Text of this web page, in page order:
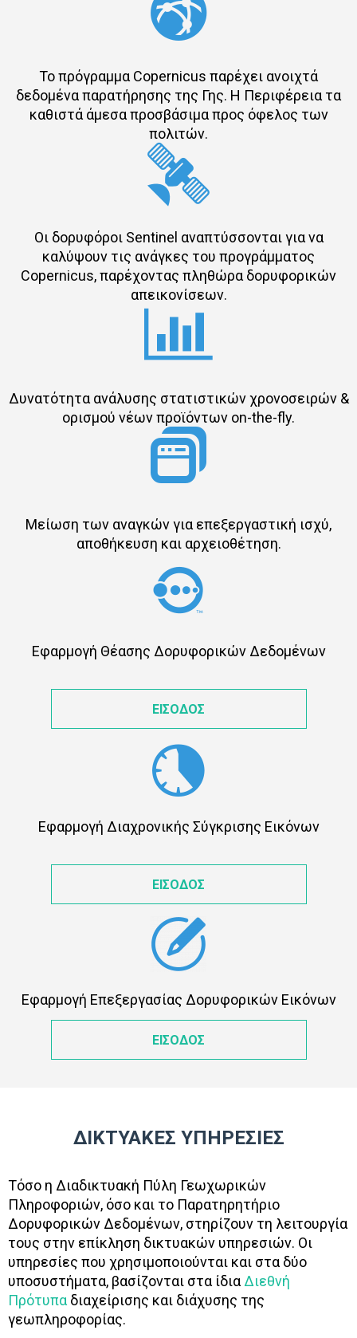
Το πρόγραμμα Copernicus παρέχει ανοιχτά
δεδομένα παρατήρησης της Γης. Η Περιφέρεια τα
καθιστά άμεσα προσβάσιμα προς όφελος των
πολιτών.
Οι δορυφόροι Sentinel αναπτύσσονται για να
καλύψουν τις ανάγκες του προγράμματος
Copernicus, παρέχοντας πληθώρα δορυφορικών
απεικονίσεων.
Δυνατότητα ανάλυσης στατιστικών χρονοσειρών &
ορισμού νέων προϊόντων on-the-fly.
Μείωση των αναγκών για επεξεργαστική ισχύ,
αποθήκευση και αρχειοθέτηση.
Εφαρμογή Θέασης Δορυφορικών Δεδομένων
ΕΙΣΟΔΟΣ
Εφαρμογή Διαχρονικής Σύγκρισης Εικόνων
ΕΙΣΟΔΟΣ
Εφαρμογή Επεξεργασίας Δορυφορικών Εικόνων
ΕΙΣΟΔΟΣ
ΔΙΚΤΥΑΚΕΣ ΥΠΗΡΕΣΙΕΣ
Τόσο η Διαδικτυακή Πύλη Γεωχωρικών
Πληροφοριών, όσο και το Παρατηρητήριο
Δορυφορικών Δεδομένων, στηρίζουν τη λειτουργία
τους στην επίκληση δικτυακών υπηρεσιών. Οι
υπηρεσίες που χρησιμοποιούνται και στα δύο
υποσυστήματα, βασίζονται στα ίδια Διεθνή
Πρότυπα διαχείρισης και διάχυσης της
γεωπληροφορίας.